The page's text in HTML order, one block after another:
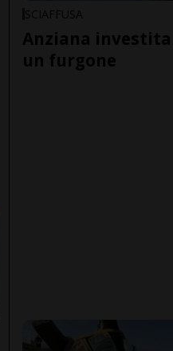
SCIAFFUSA
Anziana investita
un furgone